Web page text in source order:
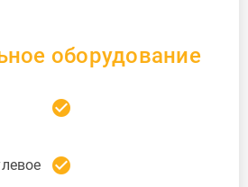
оборудование
check_circle
check_circle